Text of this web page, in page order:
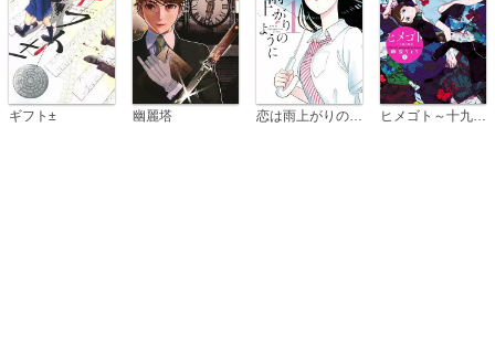
ギフト± 幽麗塔 ヒメゴト～十九歳の制服～